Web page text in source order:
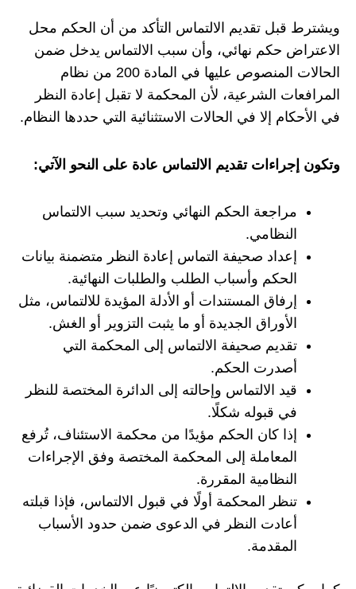
ويشترط قبل تقديم الالتماس التأكد من أن الحكم محل
الاعتراض حكم نهائي، وأن سبب الالتماس يدخل ضمن
الحالات المنصوص عليها في المادة 200 من نظام
المرافعات الشرعية، لأن المحكمة لا تقبل إعادة النظر
في الأحكام إلا في الحالات الاستثنائية التي حددها النظام.
وتكون إجراءات تقديم الالتماس عادة على النحو الآتي:
مراجعة الحكم النهائي وتحديد سبب الالتماس
النظامي.
إعداد صحيفة التماس إعادة النظر متضمنة بيانات
الحكم وأسباب الطلب والطلبات النهائية.
إرفاق المستندات أو الأدلة المؤيدة للالتماس، مثل
الأوراق الجديدة أو ما يثبت التزوير أو الغش.
تقديم صحيفة الالتماس إلى المحكمة التي
أصدرت الحكم.
قيد الالتماس وإحالته إلى الدائرة المختصة للنظر
في قبوله شكلًا.
إذا كان الحكم مؤيدًا من محكمة الاستئناف، تُرفع
المعاملة إلى المحكمة المختصة وفق الإجراءات
النظامية المقررة.
تنظر المحكمة أولًا في قبول الالتماس، فإذا قبلته
أعادت النظر في الدعوى ضمن حدود الأسباب
المقدمة.